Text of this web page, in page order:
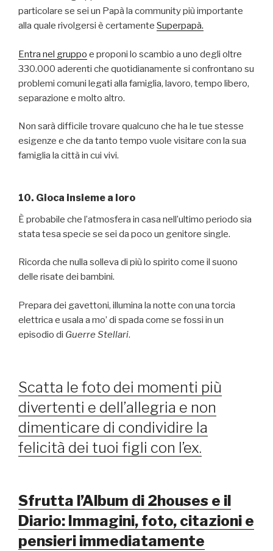
particolare se sei un Papà la community più importante
alla quale rivolgersi è certamente Superpapà.
Entra nel gruppo e proponi lo scambio a uno degli oltre
330.000 aderenti che quotidianamente si confrontano su
problemi comuni legati alla famiglia, lavoro, tempo libero,
separazione e molto altro.
Non sarà difficile trovare qualcuno che ha le tue stesse
esigenze e che da tanto tempo vuole visitare con la sua
famiglia la città in cui vivi.
10. Gioca insieme a loro
È probabile che l’atmosfera in casa nell’ultimo periodo sia
stata tesa specie se sei da poco un genitore single.
Ricorda che nulla solleva di più lo spirito come il suono
delle risate dei bambini.
Prepara dei gavettoni, illumina la notte con una torcia
elettrica e usala a mo’ di spada come se fossi in un
episodio di Guerre Stellari.
Scatta le foto dei momenti più
divertenti e dell’allegria e non
dimenticare di condividire la
felicità dei tuoi figli con l’ex.
Sfrutta l’Album di 2houses e il
Diario: Immagini, foto, citazioni e
pensieri immediatamente